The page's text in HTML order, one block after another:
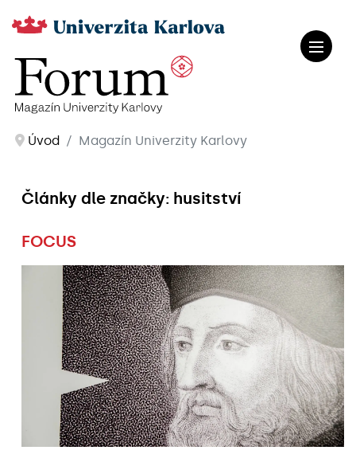
Úvod Magazín Univerzity Karlovy
Články dle značky: husitství
FOCUS